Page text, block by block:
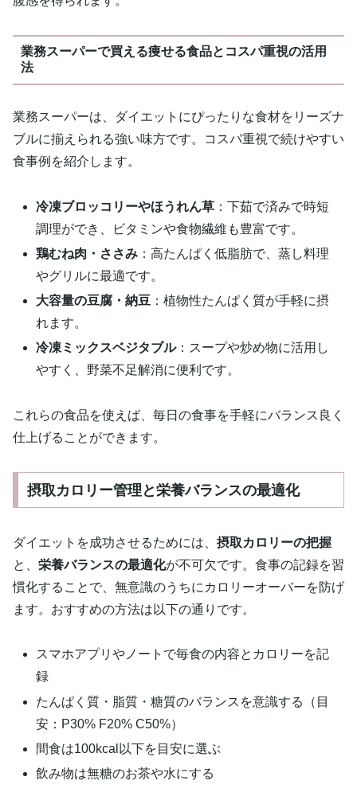
業務スーパーで買える痩せる食品とコスパ重視の活用
法
業務スーパーは、ダイエットにぴったりな食材をリーズナ
ブルに揃えられる強い味方です。コスパ重視で続けやすい
食事例を紹介します。
冷凍ブロッコリーやほうれん草 ：下茹で済みで時短
調理ができ、ビタミンや食物繊維も豊富です。
鶏むね肉・ささみ ：高たんぱく低脂肪で、蒸し料理
やグリルに最適です。
大容量の豆腐・納豆 ：植物性たんぱく質が手軽に摂
れます。
冷凍ミックスベジタブル：スープや炒め物に活用し
やすく、野菜不足解消に便利です。
これらの食品を使えば、毎日の食事を手軽にバランス良く
仕上げることができます。
摂取カロリー管理と栄養バランスの最適化
ダイエットを成功させるためには、 摂取カロリーの把握
と、 栄養バランスの最適化が不可欠です。食事の記録を習
慣化することで、無意識のうちにカロリーオーバーを防げ
ます。おすすめの方法は以下の通りです。
スマホアプリやノートで毎食の内容とカロリーを記
録
たんぱく質・脂質・糖質のバランスを意識する（目
安：P30% F20% C50%）
間食は100kcal以下を目安に選ぶ
飲み物は無糖のお茶や水にする